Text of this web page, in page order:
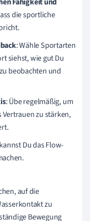
die sportliche
: Wähle Sportarten
siehst, wie gut Du
beobachten und
: Übe regelmäßig, um
zu stärken,
Du das Flow-
auf die
zu
Bewegung